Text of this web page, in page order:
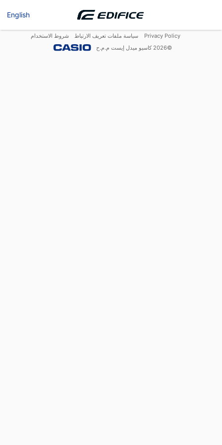
English
Privacy Policy سياسة ملفات تعريف الارتباط
شروط الاستخدام
©
2026 كاسيو ميدل إيست م.م.ح